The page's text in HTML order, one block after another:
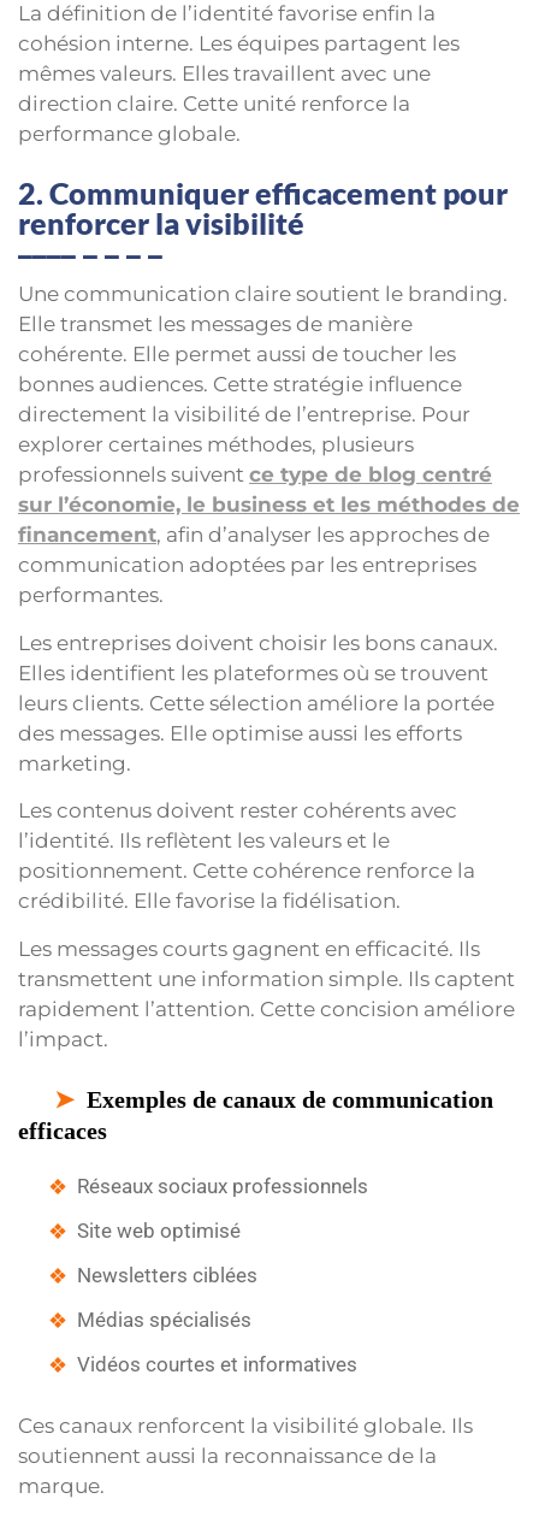
La définition de l’identité favorise enfin la
cohésion interne. Les équipes partagent les
mêmes valeurs. Elles travaillent avec une
direction claire. Cette unité renforce la
performance globale.
2. Communiquer efficacement pour
renforcer la visibilité
Une communication claire soutient le branding.
Elle transmet les messages de manière
cohérente. Elle permet aussi de toucher les
bonnes audiences. Cette stratégie influence
directement la visibilité de l’entreprise. Pour
explorer certaines méthodes, plusieurs
professionnels suivent ce type de blog centré
sur l’économie, le business et les méthodes de
financement, afin d’analyser les approches de
communication adoptées par les entreprises
performantes.
Les entreprises doivent choisir les bons canaux.
Elles identifient les plateformes où se trouvent
leurs clients. Cette sélection améliore la portée
des messages. Elle optimise aussi les efforts
marketing.
Les contenus doivent rester cohérents avec
l’identité. Ils reflètent les valeurs et le
positionnement. Cette cohérence renforce la
crédibilité. Elle favorise la fidélisation.
Les messages courts gagnent en efficacité. Ils
transmettent une information simple. Ils captent
rapidement l’attention. Cette concision améliore
l’impact.
Exemples de canaux de communication
efficaces
Réseaux sociaux professionnels
Site web optimisé
Newsletters ciblées
Médias spécialisés
Vidéos courtes et informatives
Ces canaux renforcent la visibilité globale. Ils
soutiennent aussi la reconnaissance de la
marque.